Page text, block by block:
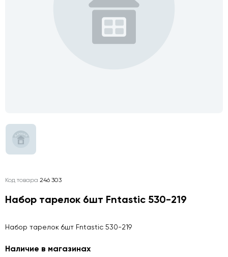
Код товара 246 303
Набор тарелок 6шт Fntastic 530-219
Набор тарелок 6шт Fntastic 530-219
Наличие в магазинах